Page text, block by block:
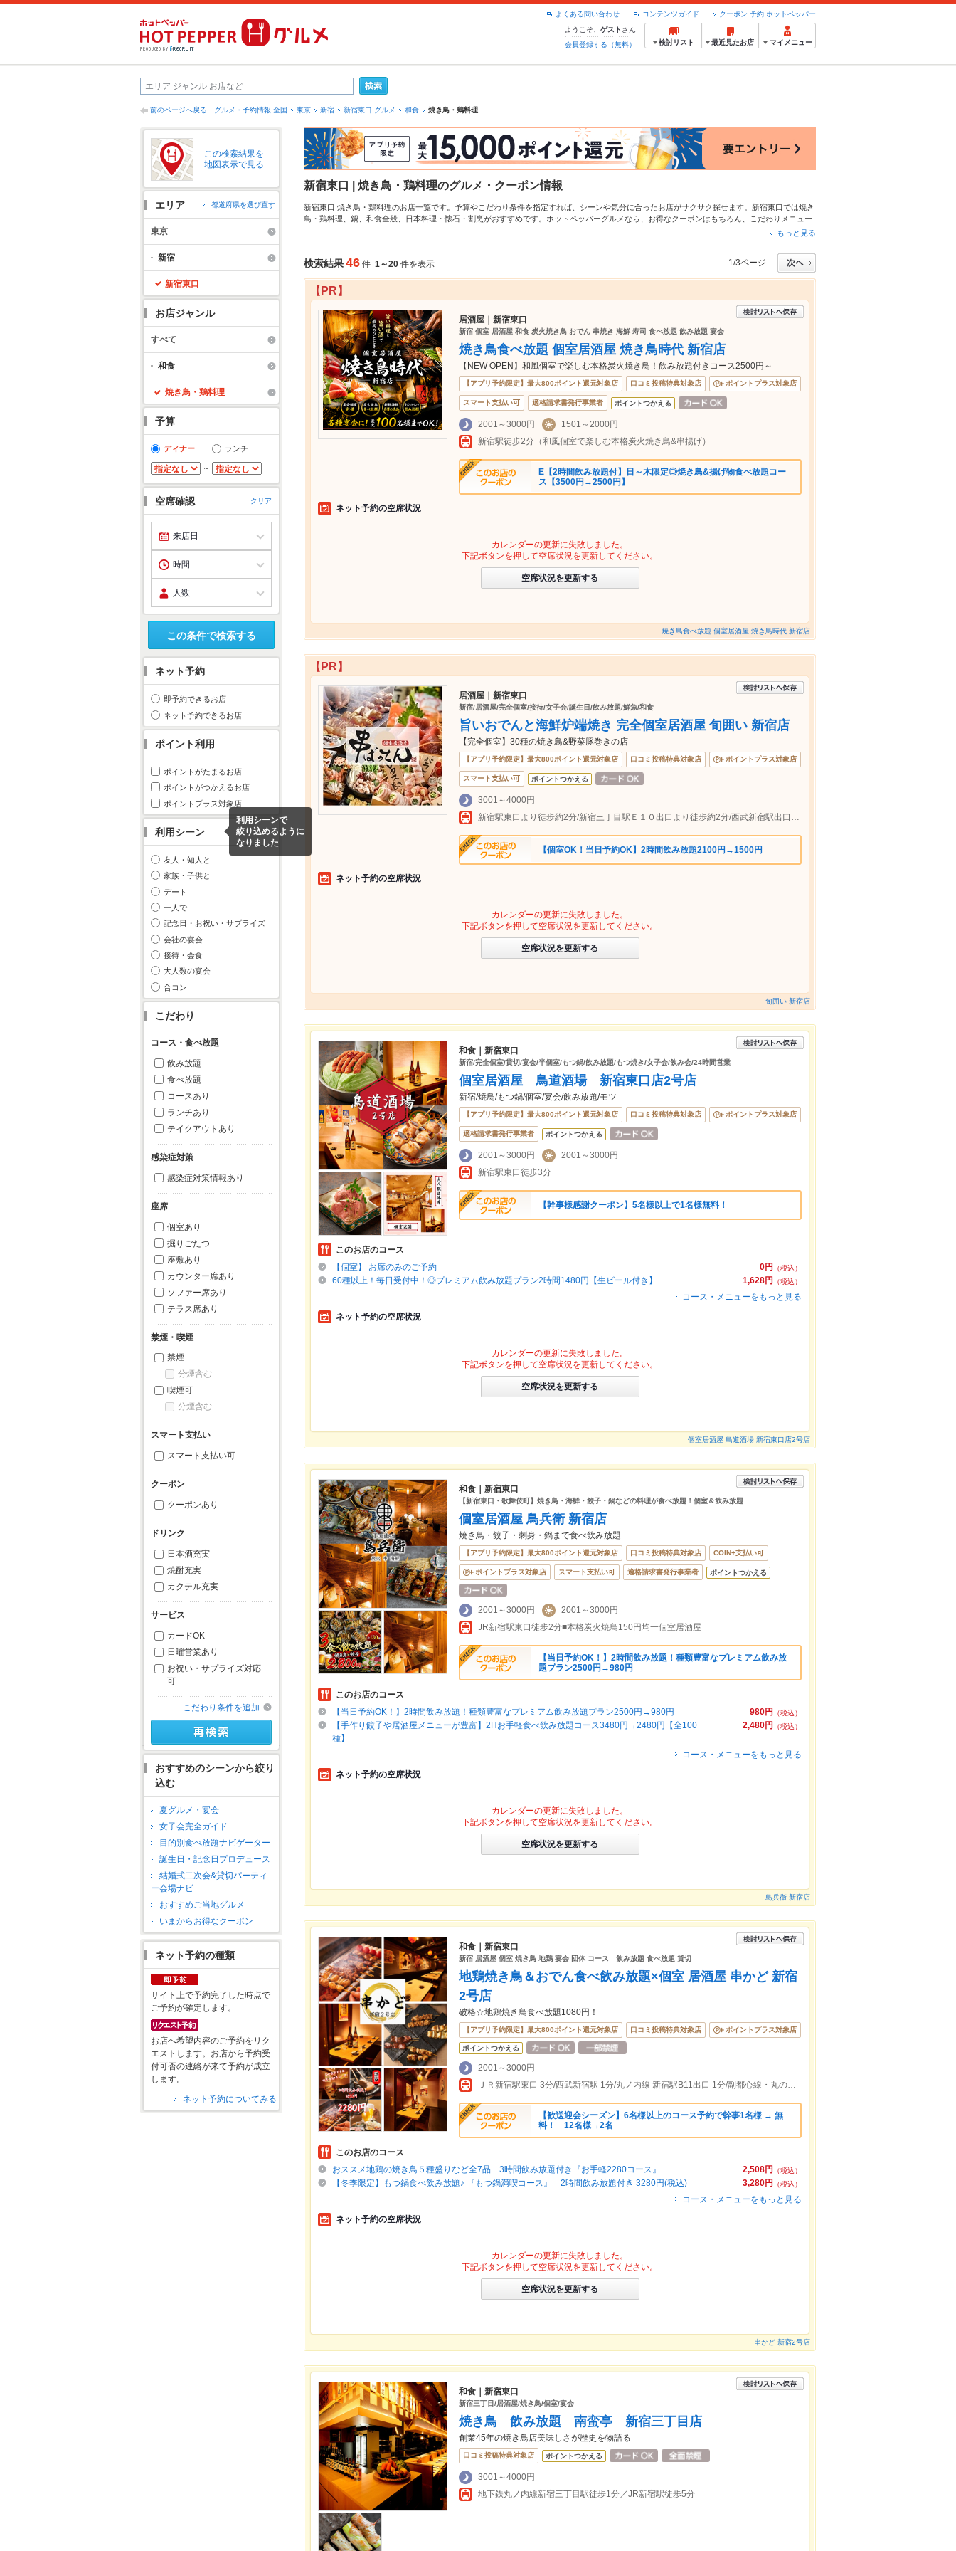
クーポン 予約 ホットペッパー
コンテンツガイド
よくある問い合わせ
ようこそ、 ゲスト さん
会員登録する（無料）
検討リスト 最近見たお店 マイメニュー
前のページへ戻る グルメ・予約情報 全国 東京 新宿 新宿東口 グルメ 和食 焼き鳥・鶏料理
この検索結果を
地図表示で見る
エリア 都道府県を選び直す
東京
新宿
新宿東口
お店ジャンル
すべて
和食
焼き鳥・鶏料理
予算
ディナー ランチ
～
空席確認 クリア
この条件で検索する
ネット予約
即予約できるお店
ネット予約できるお店
ポイント利用
ポイントがたまるお店
ポイントがつかえるお店
ポイントプラス対象店
利用シーン
利用シーンで
絞り込めるように
なりました
友人・知人と
家族・子供と
デート
一人で
記念日・お祝い・サプライズ
会社の宴会
接待・会食
大人数の宴会
合コン
こだわり
コース・食べ放題
飲み放題
食べ放題
コースあり
ランチあり
テイクアウトあり
感染症対策
感染症対策情報あり
座席
個室あり
掘りごたつ
座敷あり
カウンター席あり
ソファー席あり
テラス席あり
禁煙・喫煙
禁煙
分煙含む
喫煙可
分煙含む
スマート支払い
スマート支払い可
クーポン
クーポンあり
ドリンク
日本酒充実
焼酎充実
カクテル充実
サービス
カードOK
日曜営業あり
お祝い・サプライズ対応
可
こだわり条件を追加
おすすめのシーンから絞り
込む
夏グルメ・宴会
女子会完全ガイド
目的別食べ放題ナビゲーター
誕生日・記念日プロデュース
結婚式二次会&貸切パーティ
ー会場ナビ
おすすめご当地グルメ
いまからお得なクーポン
ネット予約の種類
サイト上で予約完了した時点で
ご予約が確定します。
お店へ希望内容のご予約をリク
エストします。お店から予約受
付可否の連絡が来て予約が成立
します。
ネット予約についてみる
新宿東口 | 焼き鳥・鶏料理のグルメ・クーポン情報
新宿東口 焼き鳥・鶏料理のお店一覧です。予算やこだわり条件を指定すれば、シーンや気分に合ったお店がサクサク探せます。新宿東口では焼き
鳥・鶏料理、 鍋 和食全般 日本料理・懐石・割烹がおすすめです。ホットペッパーグルメなら、お得なクーポンはもちろん、こだわりメニュー
や季節のおすすめ料理など、お店の最新情報をご紹介しているので安心！24時間使える簡単便利なネット予約が使えるお店
もっと見る
検索結果46 件 1～20 件を表示 1/3ページ
【PR】
居酒屋｜新宿東口
新宿 個室 居酒屋 和食 炭火焼き鳥 おでん 串焼き 海鮮 寿司 食べ放題 飲み放題 宴会
焼き鳥食べ放題 個室居酒屋 焼き鳥時代 新宿店
【NEW OPEN】和風個室で楽しむ本格炭火焼き鳥！飲み放題付きコース2500円～
【アプリ予約限定】最大800ポイント還元対象店 口コミ投稿特典対象店 ポイントプラス対象店
スマート支払い可 適格請求書発行事業者 ポイントつかえる
2001～3000円
1501～2000円
新宿駅徒歩2分（和風個室で楽しむ本格炭火焼き鳥&串揚げ）
E【2時間飲み放題付】日～木限定◎焼き鳥&揚げ物食べ放題コー
ス【3500円→2500円】
ネット予約の空席状況
カレンダーの更新に失敗しました。
下記ボタンを押して空席状況を更新してください。
空席状況を更新する
焼き鳥食べ放題 個室居酒屋 焼き鳥時代 新宿店
【PR】
居酒屋｜新宿東口
新宿/居酒屋/完全個室/接待/女子会/誕生日/飲み放題/鮮魚/和食
旨いおでんと海鮮炉端焼き 完全個室居酒屋 旬囲い 新宿店
【完全個室】30種の焼き鳥&野菜豚巻きの店
【アプリ予約限定】最大800ポイント還元対象店 口コミ投稿特典対象店 ポイントプラス対象店
スマート支払い可 ポイントつかえる
3001～4000円
新宿駅東口より徒歩約2分/新宿三丁目駅Ｅ１０出口より徒歩約2分/西武新宿駅出口(新宿駅方面・靖国通り方面)徒歩約10分
【個室OK！当日予約OK】2時間飲み放題2100円→1500円
ネット予約の空席状況
カレンダーの更新に失敗しました。
下記ボタンを押して空席状況を更新してください。
空席状況を更新する
旬囲い 新宿店
和食｜新宿東口
新宿/完全個室/貸切/宴会/半個室/もつ鍋/飲み放題/もつ焼き/女子会/飲み会/24時間営業
個室居酒屋 鳥道酒場 新宿東口店2号店
新宿/焼鳥/もつ鍋/個室/宴会/飲み放題/モツ
【アプリ予約限定】最大800ポイント還元対象店 口コミ投稿特典対象店 ポイントプラス対象店
適格請求書発行事業者 ポイントつかえる
2001～3000円
2001～3000円
新宿駅東口徒歩3分
【幹事様感謝クーポン】5名様以上で1名様無料！
このお店のコース
0円
（税込）
【個室】 お席のみのご予約
1,628円
（税込）
60種以上！毎日受付中！◎プレミアム飲み放題プラン2時間1480円【生ビール付き】
コース・メニューをもっと見る
ネット予約の空席状況
カレンダーの更新に失敗しました。
下記ボタンを押して空席状況を更新してください。
空席状況を更新する
個室居酒屋 鳥道酒場 新宿東口店2号店
和食｜新宿東口
【新宿東口・歌舞伎町】焼き鳥・海鮮・餃子・鍋などの料理が食べ放題！個室＆飲み放題
個室居酒屋 鳥兵衛 新宿店
焼き鳥・餃子・刺身・鍋まで食べ飲み放題
【アプリ予約限定】最大800ポイント還元対象店 口コミ投稿特典対象店 COIN+支払い可
ポイントプラス対象店 スマート支払い可 適格請求書発行事業者 ポイントつかえる
2001～3000円
2001～3000円
JR新宿駅東口徒歩2分■本格炭火焼鳥150円均一個室居酒屋
【当日予約OK！】2時間飲み放題！種類豊富なプレミアム飲み放
題プラン2500円→980円
このお店のコース
980円
（税込）
【当日予約OK！】2時間飲み放題！種類豊富なプレミアム飲み放題プラン2500円→980円
2,480円
（税込）
【手作り餃子や居酒屋メニューが豊富】2Hお手軽食べ飲み放題コース3480円→2480円【全100
種】
コース・メニューをもっと見る
ネット予約の空席状況
カレンダーの更新に失敗しました。
下記ボタンを押して空席状況を更新してください。
空席状況を更新する
鳥兵衛 新宿店
和食｜新宿東口
新宿 居酒屋 個室 焼き鳥 地鶏 宴会 団体 コース 飲み放題 食べ放題 貸切
地鶏焼き鳥＆おでん食べ飲み放題×個室 居酒屋 串かど 新宿
2号店
破格☆地鶏焼き鳥食べ放題1080円！
【アプリ予約限定】最大800ポイント還元対象店 口コミ投稿特典対象店 ポイントプラス対象店
ポイントつかえる
2001～3000円
ＪＲ新宿駅東口 3分/西武新宿駅 1分/丸ノ内線 新宿駅B11出口 1分/副都心線・丸の内線新宿三丁目駅 B9出口 3分
【歓送迎会シーズン】6名様以上のコース予約で幹事1名様 → 無
料！ 12名様→2名
このお店のコース
2,508円
（税込）
おススメ地鶏の焼き鳥５種盛りなど全7品 3時間飲み放題付き『お手軽2280コース』
3,280円
（税込）
【冬季限定】もつ鍋食べ飲み放題♪ 『もつ鍋満喫コース』 2時間飲み放題付き 3280円(税込)
コース・メニューをもっと見る
ネット予約の空席状況
カレンダーの更新に失敗しました。
下記ボタンを押して空席状況を更新してください。
空席状況を更新する
串かど 新宿2号店
和食｜新宿東口
新宿三丁目/居酒屋/焼き鳥/個室/宴会
焼き鳥 飲み放題 南蛮亭 新宿三丁目店
創業45年の焼き鳥店美味しさが歴史を物語る
口コミ投稿特典対象店 ポイントつかえる
3001～4000円
地下鉄丸ノ内線新宿三丁目駅徒歩1分／JR新宿駅徒歩5分